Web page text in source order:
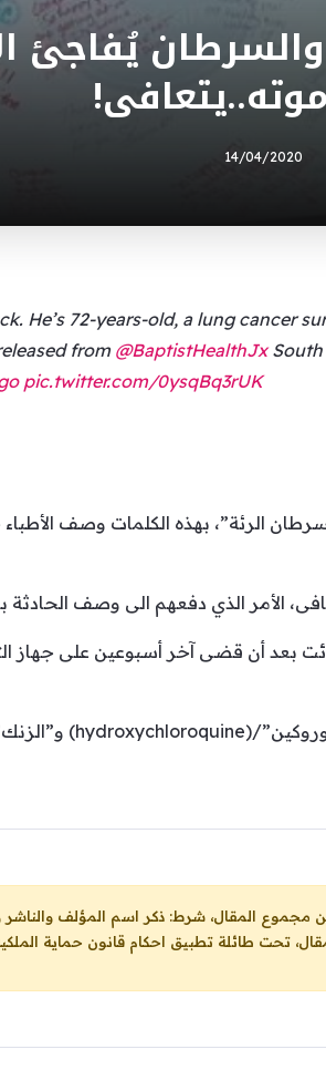
يُفاجئ
14/04/2020
He’s 72-years-old, a lung cancer
from @BaptistHealthJxSouth
pic.twitter.com/0ysqBq3rUK
الرئة”، بهذه الكلمات وصف
الأمر الذي دفعهم الى وصف الحادثة
بعد أن قضى آخر أسبوعين على جهاز
تحت طائلة تطبيق احكام قانون حماية